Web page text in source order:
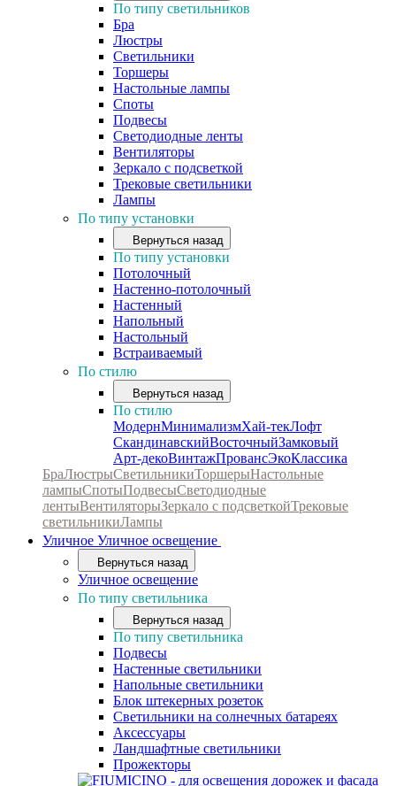
По типу светильников
Бра
Люстры
Светильники
Торшеры
Настольные лампы
Споты
Подвесы
Светодиодные ленты
Вентиляторы
Зеркало с подсветкой
Трековые светильники
Лампы
По типу установки
Вернуться назад
По типу установки
Потолочный
Настенно-потолочный
Настенный
Напольный
Настольный
Встраиваемый
По стилю
Вернуться назад
По стилю
МодернМинимализмХай-текЛофт
СкандинавскийВосточныйЗамковый
Арт-декоВинтажПровансЭкоКлассика
БраЛюстрыСветильникиТоршерыНастольные
лампыСпотыПодвесыСветодиодные
лентыВентиляторыЗеркало с подсветкойТрековые
светильникиЛампы
Уличное Уличное освещение
Вернуться назад
Уличное освещение
По типу светильника
Вернуться назад
По типу светильника
Подвесы
Настенные светильники
Напольные светильники
Блок штекерных розеток
Светильники на солнечных батареях
Аксессуары
Ландшафтные светильники
Прожекторы